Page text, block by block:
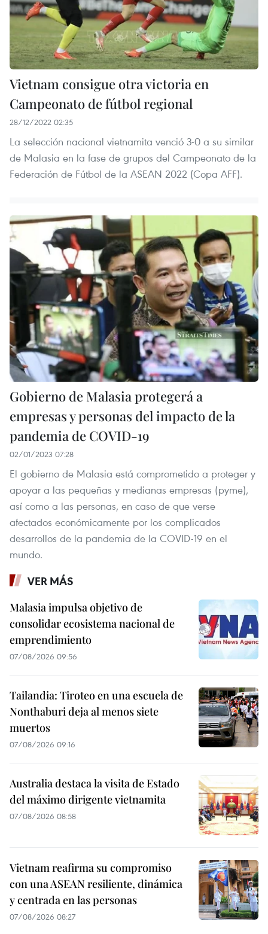
Vietnam consigue otra victoria en
Campeonato de fútbol regional
28/12/2022 02:35
La selección nacional vietnamita venció 3-0 a su similar
de Malasia en la fase de grupos del Campeonato de la
Federación de Fútbol de la ASEAN 2022 (Copa AFF).
Gobierno de Malasia protegerá a
empresas y personas del impacto de la
pandemia de COVID-19
02/01/2023 07:28
El gobierno de Malasia está comprometido a proteger y
apoyar a las pequeñas y medianas empresas (pyme),
así como a las personas, en caso de que verse
afectados económicamente por los complicados
desarrollos de la pandemia de la COVID-19 en el
mundo.
VER MÁS
Malasia impulsa objetivo de
consolidar ecosistema nacional de
emprendimiento
07/08/2026 09:56
Tailandia: Tiroteo en una escuela de
Nonthaburi deja al menos siete
muertos
07/08/2026 09:16
Australia destaca la visita de Estado
del máximo dirigente vietnamita
07/08/2026 08:58
Vietnam reafirma su compromiso
con una ASEAN resiliente, dinámica
y centrada en las personas
07/08/2026 08:27